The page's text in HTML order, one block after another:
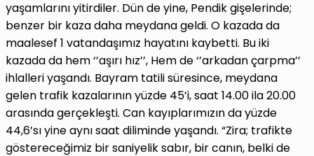
yaşamlarını yitirdiler. Dün de yine, Pendik gişelerinde;
benzer bir kaza daha meydana geldi. O kazada da
maalesef 1 vatandaşımız hayatını kaybetti. Bu iki
kazada da hem ‘’aşırı hız’’, Hem de ‘’arkadan çarpma’’
ihlalleri yaşandı. Bayram tatili süresince, meydana
gelen trafik kazalarının yüzde 45’i, saat 14.00 ila 20.00
arasında gerçekleşti. Can kayıplarımızın da yüzde
44,6’sı yine aynı saat diliminde yaşandı. “Zira; trafikte
göstereceğimiz bir saniyelik sabır, bir canın, belki de